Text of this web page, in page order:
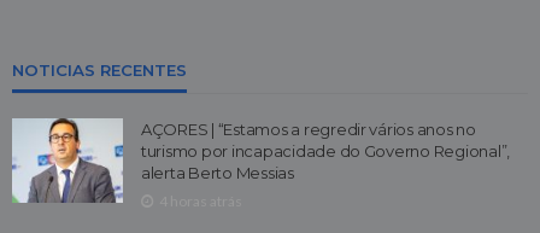
NOTICIAS RECENTES
AÇORES | “Estamos a regredir vários anos no
turismo por incapacidade do Governo Regional”,
alerta Berto Messias